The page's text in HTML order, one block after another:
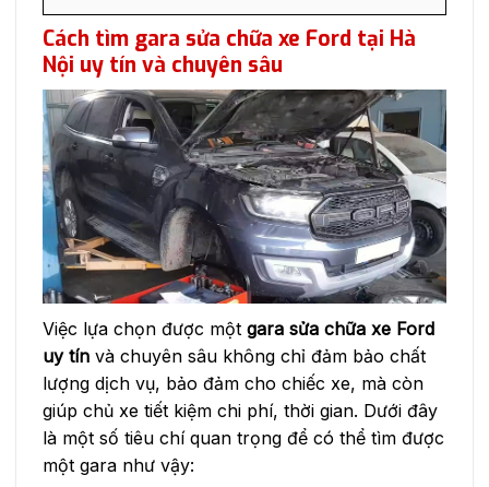
Cách tìm gara sửa chữa xe Ford tại Hà
Nội uy tín và chuyên sâu
Việc lựa chọn được một gara sửa chữa xe Ford
uy tín và chuyên sâu không chỉ đảm bảo chất
lượng dịch vụ, bảo đảm cho chiếc xe, mà còn
giúp chủ xe tiết kiệm chi phí, thời gian. Dưới đây
là một số tiêu chí quan trọng để có thể tìm được
một gara như vậy: